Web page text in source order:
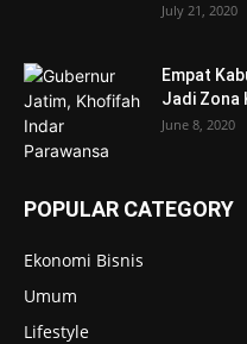
July 21, 2020
Empat
Jadi Zona
June 8, 2020
POPULAR CATEGORY
Ekonomi Bisnis
Umum
Lifestyle